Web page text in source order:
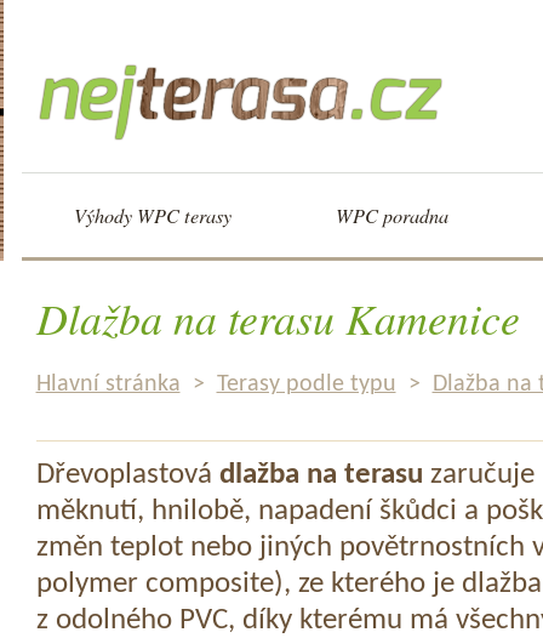
Výhody WPC terasy WPC poradna
Dlažba na terasu Kamenice
Hlavní stránka > Terasy podle typu > Dlažba na
Dřevoplastová dlažba na terasu zaručuje
měknutí, hnilobě, napadení škůdci a
změn teplot nebo jiných povětrnostních
polymer composite), ze kterého je
z odolného PVC, díky kterému má